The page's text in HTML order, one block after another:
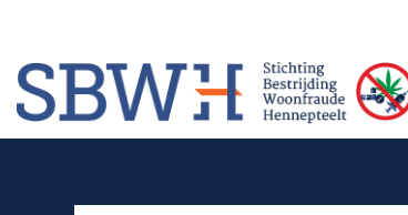
1 Login or create new account.
If you still have problems, please let us